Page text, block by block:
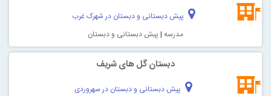
پیش دبستانی و دبستان در شهرک غرب
مدرسه | پیش دبستانی و دبستان
دبستان گل های شریف
پیش دبستانی و دبستان در سهروردی